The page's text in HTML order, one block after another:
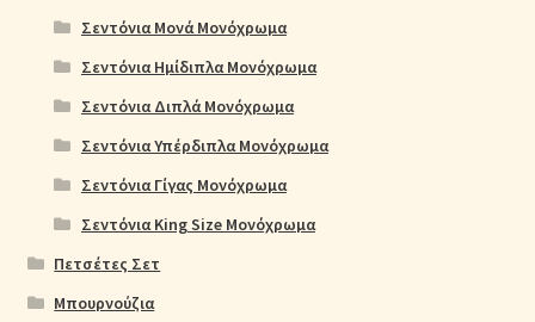
Σεντόνια Μονά Μονόχρωμα
Σεντόνια Ημίδιπλα Μονόχρωμα
Σεντόνια Διπλά Μονόχρωμα
Σεντόνια Υπέρδιπλα Μονόχρωμα
Σεντόνια Γίγας Μονόχρωμα
Σεντόνια King Size Μονόχρωμα
Πετσέτες Σετ
Μπουρνούζια